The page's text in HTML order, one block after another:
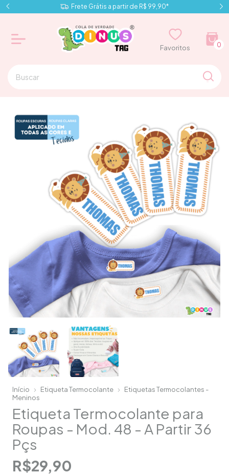
Frete Grátis a partir de R$ 99,90*
⠀⠀Favoritos⠀⠀ 0
Início Etiqueta Termocolante
Etiquetas Termocolantes -
Meninos
Etiqueta Termocolante para
Roupas - Mod. 48 - A Partir 36
Pçs
R$29,90